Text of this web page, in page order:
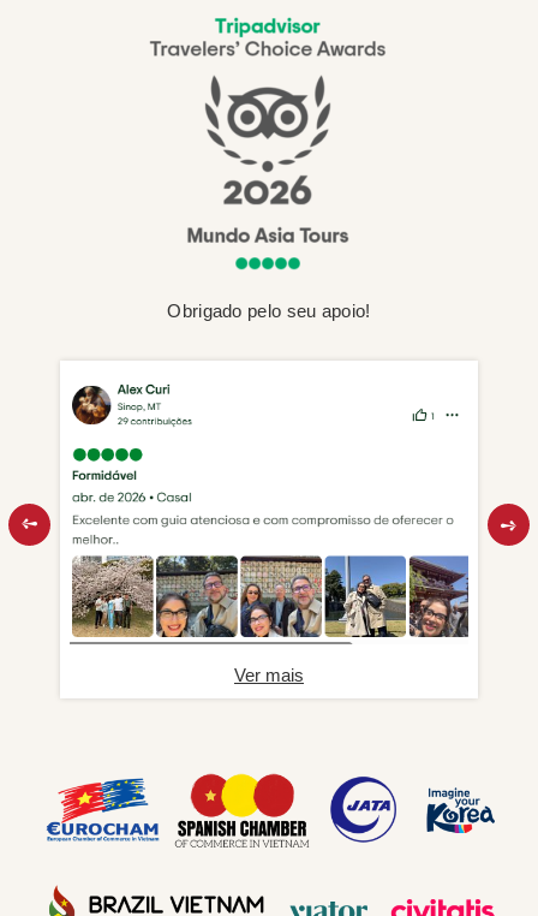
Obrigado pelo seu apoio!
Ver mais